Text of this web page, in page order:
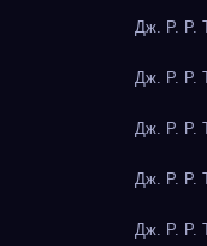
Дж. Р. Р.
Дж. Р. Р.
Дж. Р. Р.
Дж. Р. Р.
Дж. Р. Р.